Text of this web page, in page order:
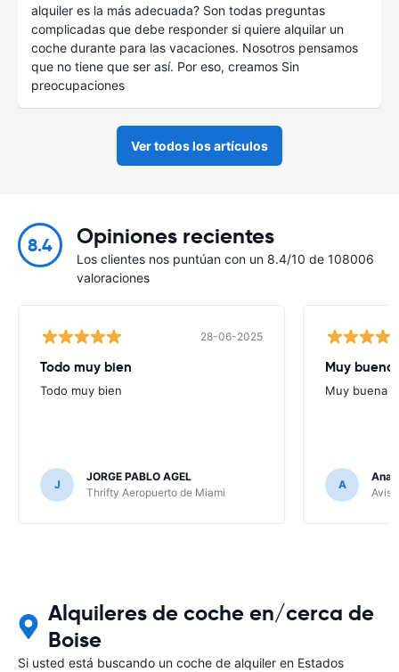
alquiler es la más adecuada? Son todas preguntas
complicadas que debe responder si quiere alquilar un
coche durante para las vacaciones. Nosotros pensamos
que no tiene que ser así. Por eso, creamos Sin
preocupaciones
Ver todos los artículos
8.4 Opiniones recientes
Los clientes nos puntúan con un 8.4/10 de 108006
valoraciones
28-06-2025
Todo muy bien
Todo muy bien
J
JORGE PABLO AGEL
Thrifty Aeropuerto de Miami
Muy buena
Muy buena
A
Ana
Avis
Alquileres de coche en/cerca de
Boise
Si usted está buscando un coche de alquiler en Estados